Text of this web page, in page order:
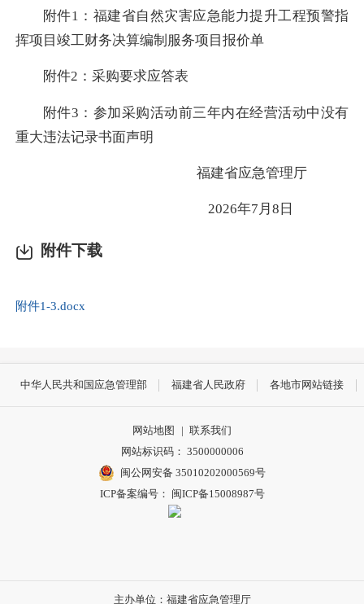
附件1：福建省自然灾害应急能力提升工程预警指
挥项目竣工财务决算编制服务项目报价单
附件2：采购要求应答表
附件3：参加采购活动前三年内在经营活动中没有
重大违法记录书面声明
福建省应急管理厅
2026年7月8日
附件下载
附件1-3.docx
中华人民共和国应急管理部 福建省人民政府 各地市网站链接
网站地图 | 联系我们
网站标识码： 3500000006
闽公网安备 35010202000569号
ICP备案编号： 闽ICP备15008987号
主办单位：福建省应急管理厅